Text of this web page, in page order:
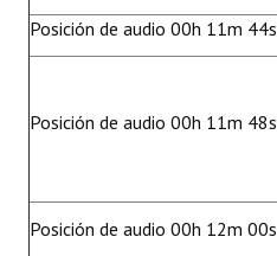
Posición de audio 00h 11m 44s
Posición de audio 00h 11m 48s
Posición de audio 00h 12m 00s